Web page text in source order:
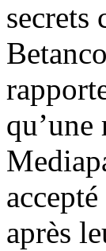
secrets
qu’une
après